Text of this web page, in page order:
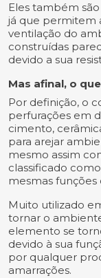
Eles também
já que permitem
ventilação do
construídas
devido a sua
Mas afinal, o
Por definição, o
perfurações em
cimento,
para arejar
mesmo assim
classificado
mesmas
Muito utilizado
tornar o
elemento se
devido à sua
por qualquer
amarrações.